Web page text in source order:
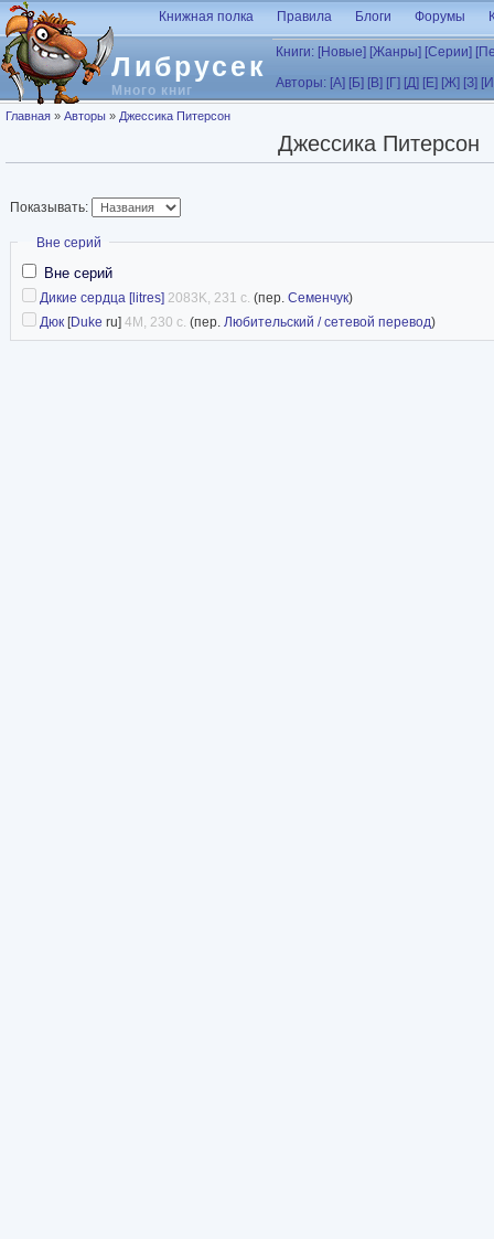
Перейти к основному содержанию
Либрусек
Много книг
Книжная полка Правила Блоги Форумы
Книги: [Новые] [Жанры] [Серии]
Авторы: [А] [Б] [В] [Г] [Д] [Е] [Ж] [З]
Вы здесь
Главная » Авторы » Джессика Питерсон
Джессика Питерсон
Показывать:
Скрыть
Вне серий
Вне серий
Дикие сердца [litres] 2083K, 231 с. (пер. Семенчук)
Дюк [Duke ru] 4M, 230 с. (пер. Любительский / сетевой перевод)